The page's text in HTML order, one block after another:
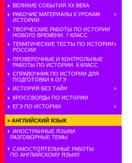
ВЕЛИКИЕ СОБЫТИЯ ХХ ВЕКА
РАБОЧИЕ МАТЕРИАЛЫ К УРОКАМ
ИСТОРИИ
ТВОРЧЕСКИЕ РАБОТЫ ПО ИСТОРИИ
НОВОГО ВРЕМЕНИ. 7 КЛАСС
ТЕМАТИЧЕСКИЕ ТЕСТЫ ПО ИСТОРИИ
РОССИИ
ПРОВЕРОЧНЫЕ И КОНТРОЛЬНЫЕ
РАБОТЫ ПО ИСТОРИИ. 9 КЛАСС
СПРАВОЧНИК ПО ИСТОРИИ ДЛЯ
ПОДГОТОВКИ К ОГЭ
ИСТОРИЯ БЕЗ ТАЙН
КРОССВОРДЫ ПО ИСТОРИИ
ЕГЭ ПО ИСТОРИИ
» АНГЛИЙСКИЙ ЯЗЫК
ИНОСТРАННЫЕ ЯЗЫКИ.
РАЗГОВОРНЫЕ ТЕМЫ
САМОСТОЯТЕЛЬНЫЕ РАБОТЫ
ПО АНГЛИЙСКОМУ ЯЗЫКУ